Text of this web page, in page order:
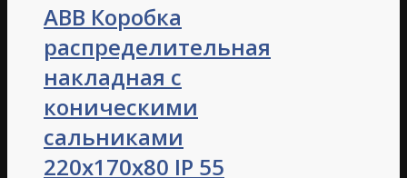
ABB Коробка
распределительная
накладная с
коническими
сальниками
220х170х80 IP 55